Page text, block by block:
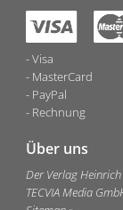
Visa
MasterCard
PayPal
Rechnung
Über uns
Der Verlag
TECVIA Media